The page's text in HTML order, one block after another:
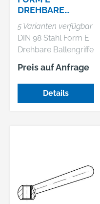
DREHBARE
BALLENGRIFFE
MIT
GEWINDEZAPFEN
, MIT
INNENSECHSKAN
5 Varianten verfügbar
DIN 98 Stahl Form E
Drehbare Ballengriffe
mit Gewindezapfen,
mit Innensechskant
Preis auf Anfrage
Details